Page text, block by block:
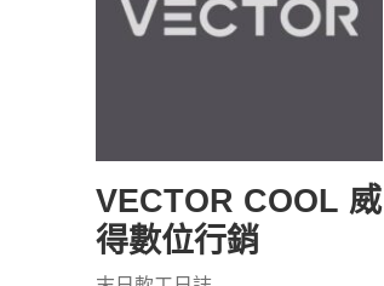
VECTOR COOL 威
得數位行銷